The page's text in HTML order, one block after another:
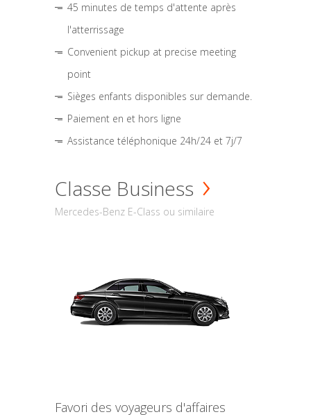
45 minutes de temps d'attente après
l'atterrissage
Convenient pickup at precise meeting
point
Sièges enfants disponibles sur demande.
Paiement en et hors ligne
Assistance téléphonique 24h/24 et 7j/7
Classe Business
Mercedes-Benz E-Class ou similaire
Favori des voyageurs d'affaires